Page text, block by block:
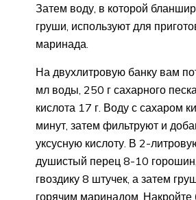
Затем воду, в которой
груши, используют для
маринада.
На двухлитровую банку вам
мл воды, 250 г сахарного
кислота 17 г. Воду с сахаром
минут, затем фильтруют и
уксусную кислоту. В 2-
душистый перец 8-10 горошин,
гвоздику 8 штучек, а затем
горячим маринадом. Накройте